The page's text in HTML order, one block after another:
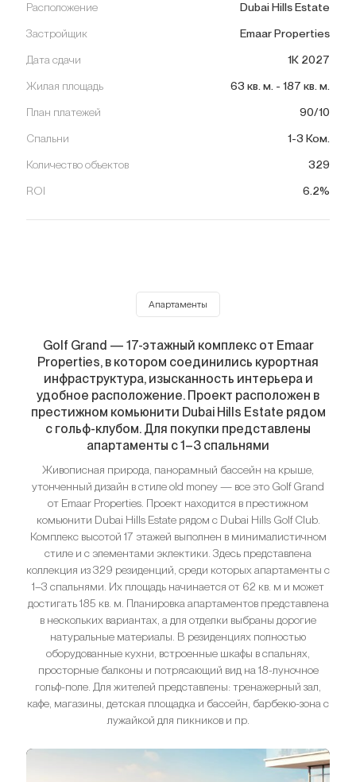
Расположение Dubai Hills Estate
Застройщик Emaar Properties
Дата сдачи 1К 2027
Жилая площадь 63 кв. м. - 187 кв. м.
План платежей 90/10
Спальни 1-3 Ком.
Количество объектов 329
ROI 6.2%
Апартаменты
Golf Grand — 17-этажный комплекс от Emaar
Properties, в котором соединились курортная
инфраструктура, изысканность интерьера и
удобное расположение. Проект расположен в
престижном комьюнити Dubai Hills Estate рядом
с гольф-клубом. Для покупки представлены
апартаменты с 1–3 спальнями
Живописная природа, панорамный бассейн на крыше,
утонченный дизайн в стиле old money — все это Golf Grand
от Emaar Properties. Проект находится в престижном
комьюнити Dubai Hills Estate рядом с Dubai Hills Golf Club.
Комплекс высотой 17 этажей выполнен в минималистичном
стиле и с элементами эклектики. Здесь представлена
коллекция из 329 резиденций, среди которых апартаменты с
1–3 спальнями. Их площадь начинается от 62 кв. м и может
достигать 185 кв. м. Планировка апартаментов представлена
в нескольких вариантах, а для отделки выбраны дорогие
натуральные материалы. В резиденциях полностью
оборудованные кухни, встроенные шкафы в спальнях,
просторные балконы и потрясающий вид на 18-луночное
гольф-поле. Для жителей представлены: тренажерный зал,
кафе, магазины, детская площадка и бассейн, барбекю-зона с
лужайкой для пикников и пр.